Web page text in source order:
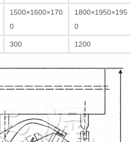
1500×1600×170
0
1800×1950×195
0
300 1200